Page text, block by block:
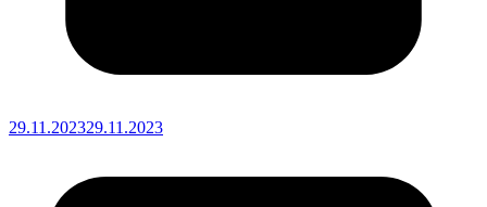
29.11.202329.11.2023